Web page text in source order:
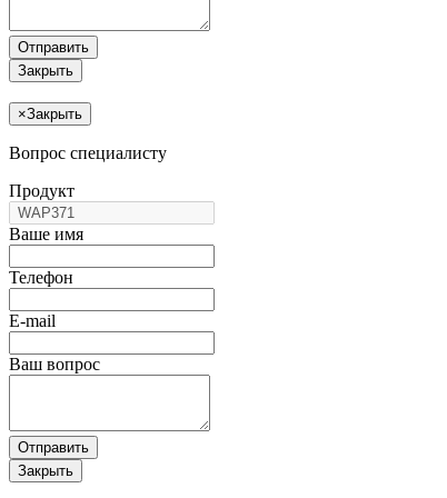
Отправить
Закрыть
×Закрыть
Вопрос специалисту
Продукт
Ваше имя
Телефон
E-mail
Ваш вопрос
Отправить
Закрыть